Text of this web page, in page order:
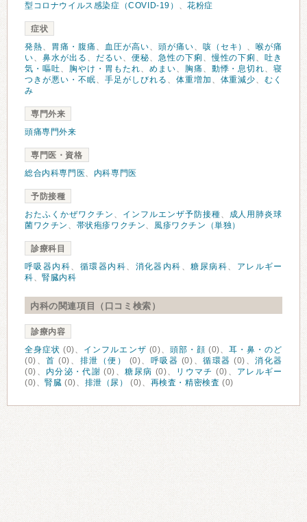
型コロナウイルス感染症（COVID-19） 、花粉症
症状
発熱、 胃痛・腹痛 、 血圧が高い、 頭が痛い、 咳（セキ） 、喉が痛
い、 鼻水が出る 、 だるい、 便秘、 急性の下痢 、慢性の下痢 、吐き
気・嘔吐、 胸やけ・胃もたれ、 めまい、 胸痛 、 動悸・息切れ、寝
つきが悪い・不眠、 手足がしびれる 、 体重増加 、 体重減少、むく
み
専門外来
頭痛専門外来
専門医・資格
総合内科専門医、 内科専門医
予防接種
おたふくかぜワクチン 、 インフルエンザ予防接種、
成人用肺炎球
菌ワクチン 、 帯状疱疹ワクチン、 風疹ワクチン（単独）
診療科目
呼吸器内科、 循環器内科、 消化器内科 、糖尿病科、 アレルギー
科、腎臓内科
内科の関連項目（口コミ検索）
診療内容
全身症状 (0)、 インフルエンザ (0)、 頭部・顔 (0)、耳・鼻・のど
(0)、首 (0)、 排泄（便） (0)、 呼吸器 (0)、循環器 (0)、消化器
(0)、 内分泌・代謝 (0)、糖尿病 (0)、 リウマチ (0)、 アレルギー
(0)、腎臓 (0)、 排泄（尿） (0)、 再検査・精密検査 (0)